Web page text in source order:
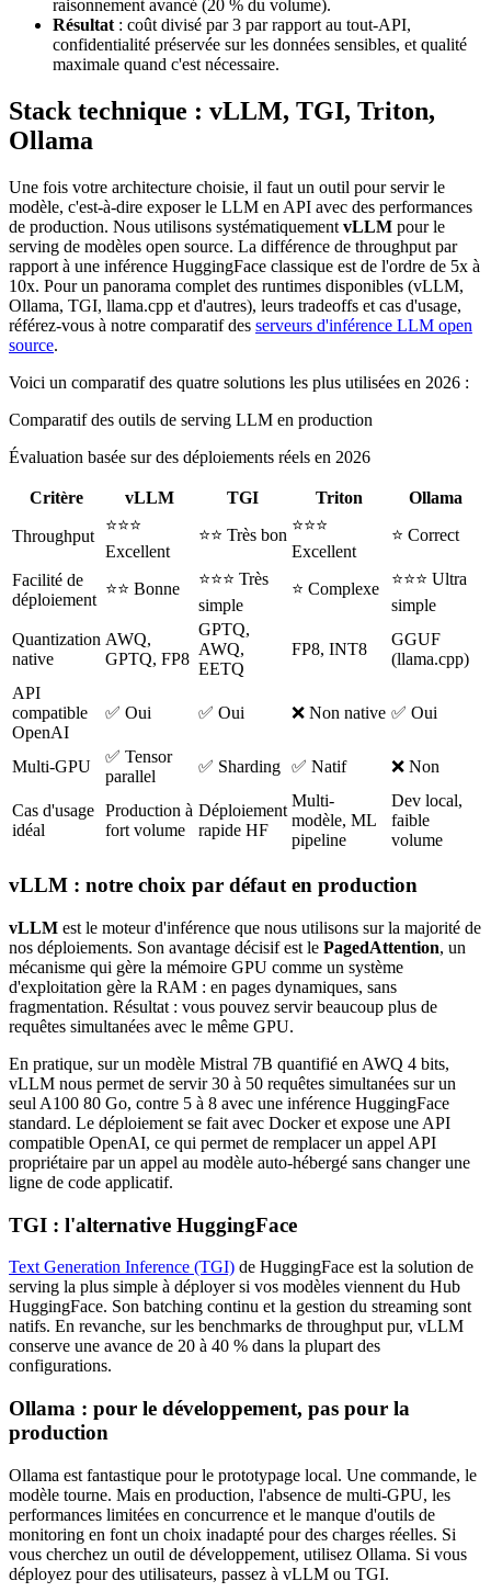
raisonnement avancé (20 % du volume).
Résultat : coût divisé par 3 par rapport au tout-API,
confidentialité préservée sur les données sensibles, et qualité
maximale quand c'est nécessaire.
Stack technique : vLLM, TGI, Triton,
Ollama
Une fois votre architecture choisie, il faut un outil pour servir le
modèle, c'est-à-dire exposer le LLM en API avec des performances
de production. Nous utilisons systématiquement vLLM pour le
serving de modèles open source. La différence de throughput par
rapport à une inférence HuggingFace classique est de l'ordre de 5x à
10x. Pour un panorama complet des runtimes disponibles (vLLM,
Ollama, TGI, llama.cpp et d'autres), leurs tradeoffs et cas d'usage,
référez-vous à notre comparatif des serveurs d'inférence LLM open
source.
Voici un comparatif des quatre solutions les plus utilisées en 2026 :
Comparatif des outils de serving LLM en production
Évaluation basée sur des déploiements réels en 2026
Critère vLLM TGI Triton Ollama
Throughput
⭐⭐⭐
Excellent
⭐⭐ Très bon
⭐⭐⭐
Excellent
⭐ Correct
Facilité de
déploiement
⭐⭐ Bonne
⭐⭐⭐ Très
simple
⭐ Complexe
⭐⭐⭐ Ultra
simple
Quantization
native
AWQ,
GPTQ, FP8
GPTQ,
AWQ,
EETQ
FP8, INT8
GGUF
(llama.cpp)
API
compatible
OpenAI
✅ Oui ✅ Oui ❌ Non native ✅ Oui
Multi-GPU
✅ Tensor
parallel
✅ Sharding ✅ Natif ❌ Non
Cas d'usage
idéal
Production à
fort volume
Déploiement
rapide HF
Multi-
modèle, ML
pipeline
Dev local,
faible
volume
vLLM : notre choix par défaut en production
vLLM est le moteur d'inférence que nous utilisons sur la majorité de
nos déploiements. Son avantage décisif est le PagedAttention, un
mécanisme qui gère la mémoire GPU comme un système
d'exploitation gère la RAM : en pages dynamiques, sans
fragmentation. Résultat : vous pouvez servir beaucoup plus de
requêtes simultanées avec le même GPU.
En pratique, sur un modèle Mistral 7B quantifié en AWQ 4 bits,
vLLM nous permet de servir 30 à 50 requêtes simultanées sur un
seul A100 80 Go, contre 5 à 8 avec une inférence HuggingFace
standard. Le déploiement se fait avec Docker et expose une API
compatible OpenAI, ce qui permet de remplacer un appel API
propriétaire par un appel au modèle auto-hébergé sans changer une
ligne de code applicatif.
TGI : l'alternative HuggingFace
Text Generation Inference (TGI) de HuggingFace est la solution de
serving la plus simple à déployer si vos modèles viennent du Hub
HuggingFace. Son batching continu et la gestion du streaming sont
natifs. En revanche, sur les benchmarks de throughput pur, vLLM
conserve une avance de 20 à 40 % dans la plupart des
configurations.
Ollama : pour le développement, pas pour la
production
Ollama est fantastique pour le prototypage local. Une commande, le
modèle tourne. Mais en production, l'absence de multi-GPU, les
performances limitées en concurrence et le manque d'outils de
monitoring en font un choix inadapté pour des charges réelles. Si
vous cherchez un outil de développement, utilisez Ollama. Si vous
déployez pour des utilisateurs, passez à vLLM ou TGI.